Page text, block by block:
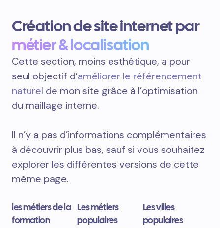
Création de site internet par
métier & localisation
Cette section, moins esthétique, a pour
seul objectif d’améliorer le référencement
naturel de mon site grâce à l’optimisation
du maillage interne.
Il n’y a pas d’informations complémentaires
à découvrir plus bas, sauf si vous souhaitez
explorer les différentes versions de cette
même page.
les métiers de la
formation
Les métiers
populaires
Les villes
populaires